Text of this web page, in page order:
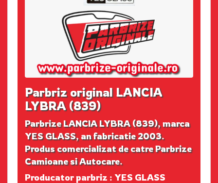
Parbriz original LANCIA
LYBRA (839)
Parbrize LANCIA LYBRA (839), marca
YES GLASS, an fabricatie 2003.
Produs comercializat de catre Parbrize
Camioane si Autocare.
Producator parbriz : YES GLASS